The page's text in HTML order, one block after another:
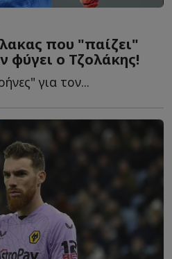
που "παίζει"
φύγει ο Τζολάκης!
για τον...